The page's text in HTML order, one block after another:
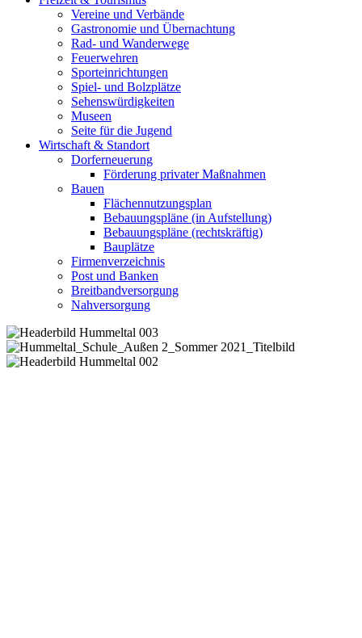
Vereine und Verbände
Gastronomie und Übernachtung
Rad- und Wanderwege
Feuerwehren
Sporteinrichtungen
Spiel- und Bolzplätze
Sehenswürdigkeiten
Museen
Seite für die Jugend
Wirtschaft & Standort
Dorferneuerung
Förderung privater Maßnahmen
Bauen
Flächennutzungsplan
Bebauungspläne (in Aufstellung)
Bebauungspläne (rechtskräftig)
Bauplätze
Firmenverzeichnis
Post und Banken
Breitbandversorgung
Nahversorgung